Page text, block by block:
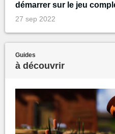
démarrer sur le jeu
27 sep 2022
Guides
à découvrir